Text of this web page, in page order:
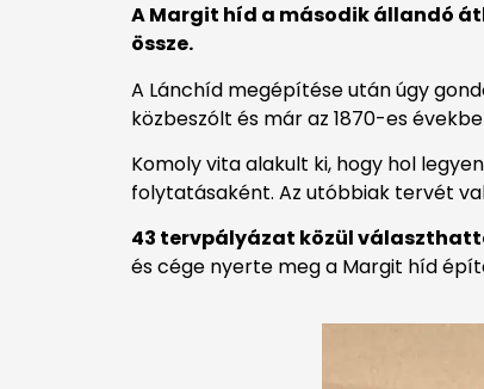
A Margit híd a második állandó
össze.
A Lánchíd megépítése után úgy
közbeszólt és már az 1870-es
Komoly vita alakult ki, hogy hol
folytatásaként. Az utóbbiak tervét
43 tervpályázat közül
és cége nyerte meg a Margit híd